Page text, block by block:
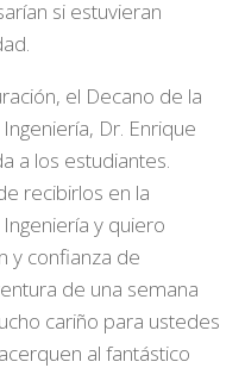
si estuvieran
el Decano de la
Dr. Enrique
a los estudiantes.
recibirlos en la
y quiero
y confianza de
de una semana
cariño para ustedes
al fantástico